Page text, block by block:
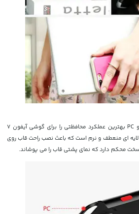
با جود دو لایه محافظتی TPU و PC بهترین عملکرد محافظتی را برای گوشی آیفون 7
پلاس شما فراهم می کند. TPU لایه ای منعطف و نرم است که باعث نصب راحت قاب روی